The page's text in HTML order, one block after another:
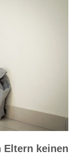
Eltern keinen